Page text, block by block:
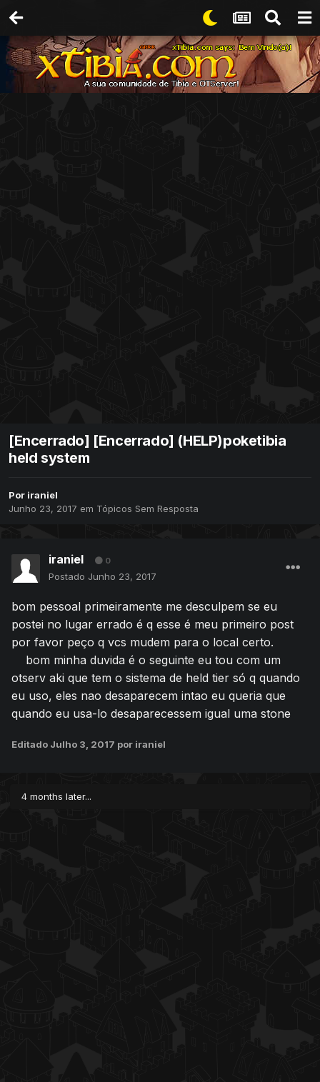
[Encerrado] [Encerrado] (HELP)poketibia
held system
Por iraniel
Junho 23, 2017 em Tópicos Sem Resposta
iraniel 0
Postado Junho 23, 2017
bom pessoal primeiramente me desculpem se eu
postei no lugar errado é q esse é meu primeiro post
por favor peço q vcs mudem para o local certo.
bom minha duvida é o seguinte eu tou com um
otserv aki que tem o sistema de held tier só q quando
eu uso, eles nao desaparecem intao eu queria que
quando eu usa-lo desaparecessem igual uma stone
Editado Julho 3, 2017 por iraniel
4 months later...